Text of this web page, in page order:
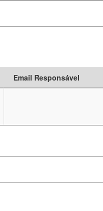
Email Responsável